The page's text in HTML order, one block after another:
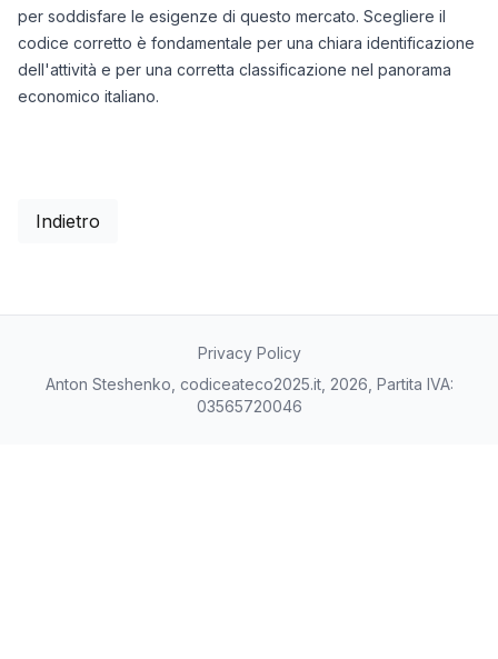
per soddisfare le esigenze di questo mercato. Scegliere il
codice corretto è fondamentale per una chiara identificazione
dell'attività e per una corretta classificazione nel panorama
economico italiano.
Indietro
Privacy Policy
Anton Steshenko, codiceateco2025.it, 2026, Partita IVA:
03565720046